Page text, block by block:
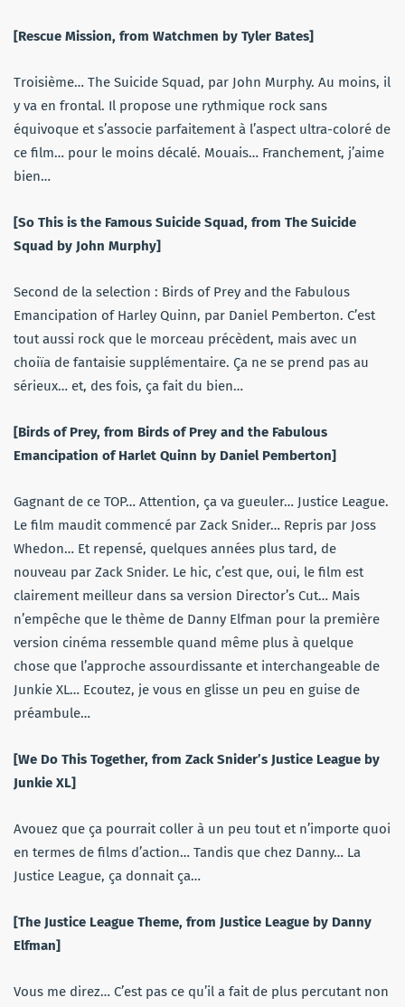
[Rescue Mission, from Watchmen by Tyler Bates]
Troisième… The Suicide Squad, par John Murphy. Au moins, il
y va en frontal. Il propose une rythmique rock sans
équivoque et s’associe parfaitement à l’aspect ultra-coloré de
ce film… pour le moins décalé. Mouais… Franchement, j’aime
bien…
[So This is the Famous Suicide Squad, from The Suicide
Squad by John Murphy]
Second de la selection : Birds of Prey and the Fabulous
Emancipation of Harley Quinn, par Daniel Pemberton. C’est
tout aussi rock que le morceau précèdent, mais avec un
choiïa de fantaisie supplémentaire. Ça ne se prend pas au
sérieux… et, des fois, ça fait du bien…
[Birds of Prey, from Birds of Prey and the Fabulous
Emancipation of Harlet Quinn by Daniel Pemberton]
Gagnant de ce TOP… Attention, ça va gueuler… Justice League.
Le film maudit commencé par Zack Snider… Repris par Joss
Whedon… Et repensé, quelques années plus tard, de
nouveau par Zack Snider. Le hic, c’est que, oui, le film est
clairement meilleur dans sa version Director’s Cut… Mais
n’empêche que le thème de Danny Elfman pour la première
version cinéma ressemble quand même plus à quelque
chose que l’approche assourdissante et interchangeable de
Junkie XL… Ecoutez, je vous en glisse un peu en guise de
préambule…
[We Do This Together, from Zack Snider’s Justice League by
Junkie XL]
Avouez que ça pourrait coller à un peu tout et n’importe quoi
en termes de films d’action… Tandis que chez Danny… La
Justice League, ça donnait ça…
[The Justice League Theme, from Justice League by Danny
Elfman]
Vous me direz… C’est pas ce qu’il a fait de plus percutant non